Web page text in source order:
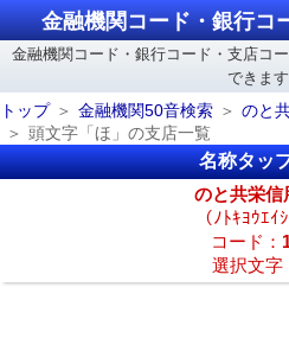
金融機関コード・銀行コ
金融機関コード・銀行コード・支店コ
できます
トップ
金融機関50音検索
のと
頭文字「ほ」の支店一覧
名称タッ
のと共栄信
（ﾉﾄｷﾖｳｴｲ
コード：
選択文字